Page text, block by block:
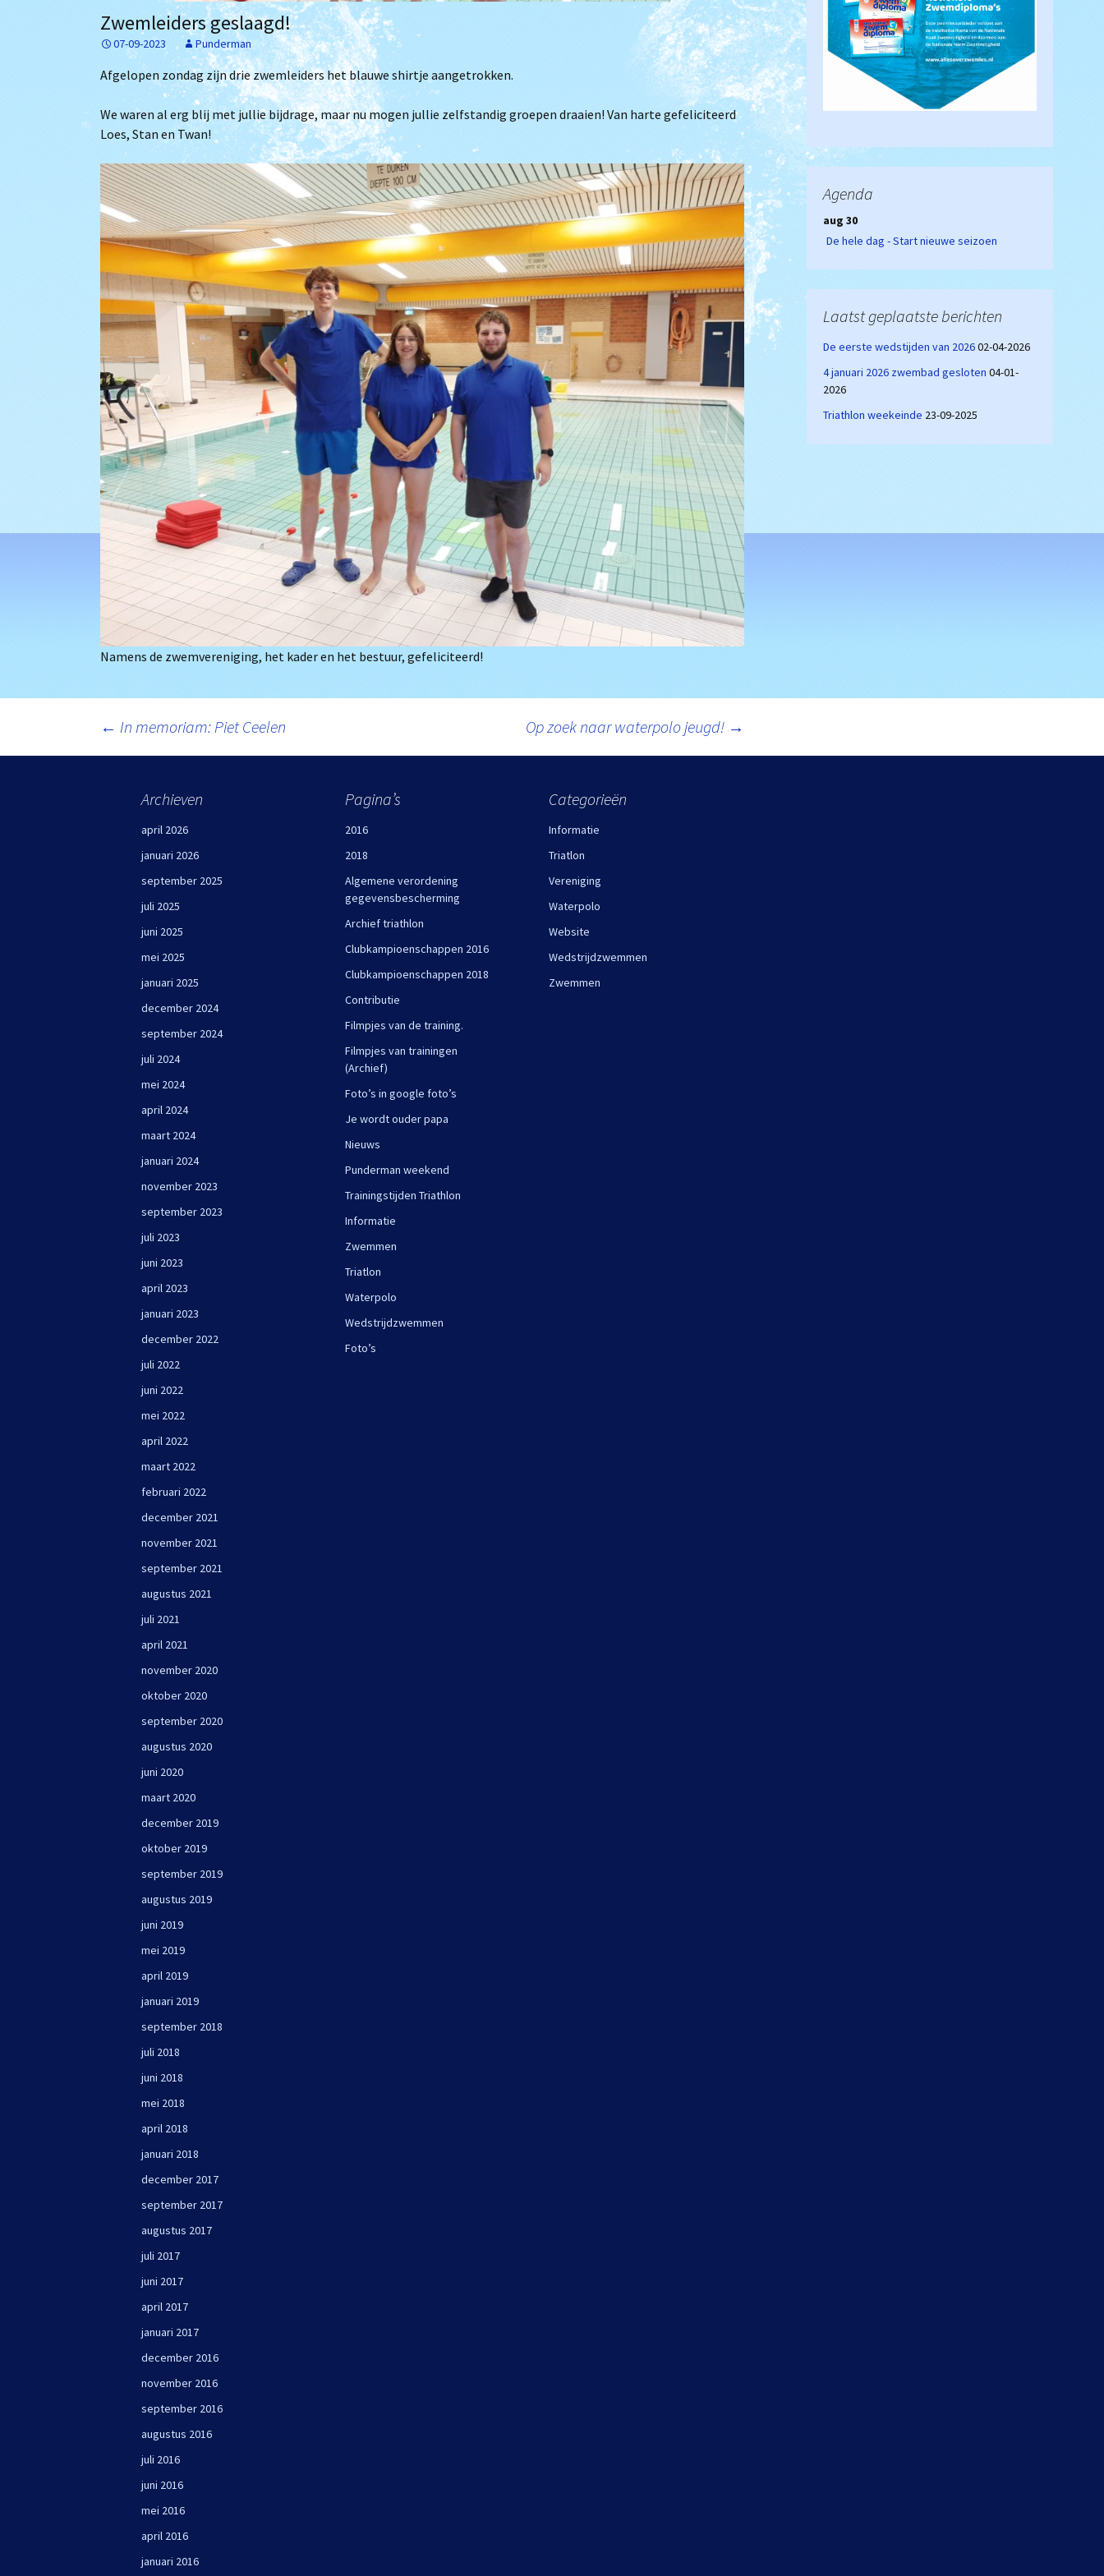
Het bestuur
Lidmaatschap
Trainingstijden
De zwembaden
Bij Willem
Archief
(Archief)
Zwemleiders geslaagd!
07-09-2023 Punderman
Afgelopen zondag zijn drie zwemleiders het blauwe shirtje aangetrokken.
We waren al erg blij met jullie bijdrage, maar nu mogen jullie zelfstandig groepen draaien! Van harte gefeliciteerd
Loes, Stan en Twan!
Namens de zwemvereniging, het kader en het bestuur, gefeliciteerd!
Berichtnavigatie
← In memoriam: Piet Ceelen Op zoek naar waterpolo jeugd! →
Agenda
aug 30
De hele dag - Start nieuwe seizoen
Laatst geplaatste berichten
De eerste wedstijden van 202602-04-2026
4 januari 2026 zwembad gesloten 04-01-
2026
Triathlon weekeinde 23-09-2025
Archieven
april 2026
januari 2026
september 2025
juli 2025
juni 2025
mei 2025
januari 2025
december 2024
september 2024
juli 2024
mei 2024
april 2024
maart 2024
januari 2024
november 2023
september 2023
juli 2023
juni 2023
april 2023
januari 2023
december 2022
juli 2022
juni 2022
mei 2022
april 2022
maart 2022
februari 2022
december 2021
november 2021
september 2021
augustus 2021
juli 2021
april 2021
november 2020
oktober 2020
september 2020
augustus 2020
juni 2020
maart 2020
december 2019
oktober 2019
september 2019
augustus 2019
juni 2019
mei 2019
april 2019
januari 2019
september 2018
juli 2018
juni 2018
mei 2018
april 2018
januari 2018
december 2017
september 2017
augustus 2017
juli 2017
juni 2017
april 2017
januari 2017
december 2016
november 2016
september 2016
augustus 2016
juli 2016
juni 2016
mei 2016
april 2016
januari 2016
Pagina’s
2016
2018
Algemene verordening
gegevensbescherming
Archief triathlon
Clubkampioenschappen 2016
Clubkampioenschappen 2018
Contributie
Filmpjes van de training.
Filmpjes van trainingen
(Archief)
Foto’s in google foto’s
Je wordt ouder papa
Nieuws
Punderman weekend
Trainingstijden Triathlon
Informatie
Zwemmen
Triatlon
Waterpolo
Wedstrijdzwemmen
Foto’s
Categorieën
Informatie
Triatlon
Vereniging
Waterpolo
Website
Wedstrijdzwemmen
Zwemmen